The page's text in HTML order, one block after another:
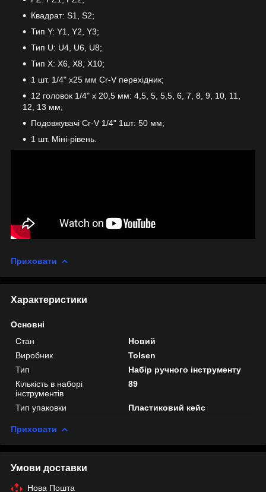
Квадрат: S1, S2;
Тип Y: Y1, Y2, Y3;
Тип U: U4, U6, U8;
Тип X: X6, X8, X10;
1 шт. 1/4" x25 мм Cr-V перехідник;
12 головок 1/4" x 20,5 мм: 4,5, 5, 5,5, 6, 7, 8, 9, 10, 11,
12, 13 мм;
Подовжувачі Cr-V 1/4" 1шт: 50 мм;
1 шт. Міні-рівень.
Приховати
Характеристики
Основні
Стан
Новий
Виробник
Tolsen
Тип
Набір ручного інструменту
Кількість в наборі
інструментів
89
Тип упаковки Пластиковий кейс
Приховати
Умови доставки
Нова Пошта